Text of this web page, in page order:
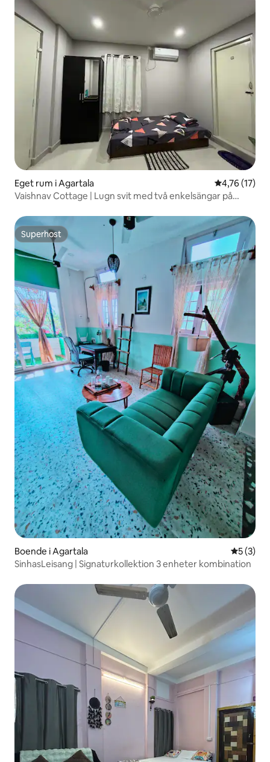
Eget rum i Agartala 4,76 av 5 i
4,76 (17)
Vaishnav Cottage | Lugn svit med två enkelsängar på
Superhost
Superhost
Boende i Agartala 5 av 5 i
5 (3)
SinhasLeisang | Signaturkollektion 3 enheter kombination